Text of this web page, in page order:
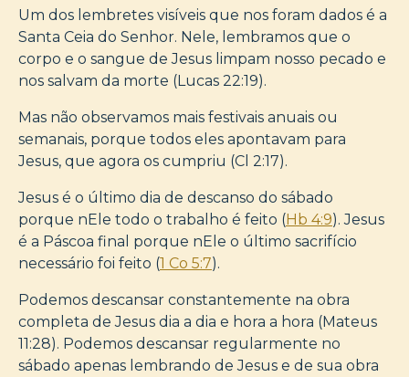
Um dos lembretes visíveis que nos foram dados é a
Santa Ceia do Senhor. Nele, lembramos que o
corpo e o sangue de Jesus limpam nosso pecado e
nos salvam da morte (Lucas 22:19).
Mas não observamos mais festivais anuais ou
semanais, porque todos eles apontavam para
Jesus, que agora os cumpriu (Cl 2:17).
Jesus é o último dia de descanso do sábado
porque nEle todo o trabalho é feito (Hb 4:9). Jesus
é a Páscoa final porque nEle o último sacrifício
necessário foi feito (1 Co 5:7).
Podemos descansar constantemente na obra
completa de Jesus dia a dia e hora a hora (Mateus
11:28). Podemos descansar regularmente no
sábado apenas lembrando de Jesus e de sua obra